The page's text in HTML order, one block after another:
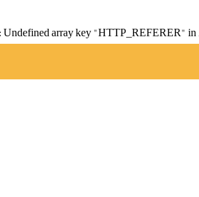
: Undefined array key "HTTP_REFERER" in